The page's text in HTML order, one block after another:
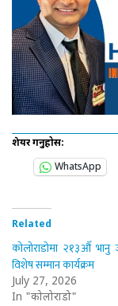
शेयर गर्नुहोस:
WhatsApp
Related
कोलोराडोमा २१३औँ भानु
विशेष सम्मान कार्यक्रम
July 27, 2026
In "कोलोराडो"